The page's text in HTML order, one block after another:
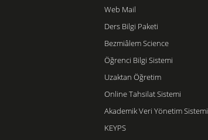
Web Mail
Ders Bilgi Paketi
Bezmiâlem Science
Öğrenci Bilgi Sistemi
Uzaktan Öğretim
Online Tahsilat Sistemi
Akademik Veri Yönetim Sistemi
KEYPS